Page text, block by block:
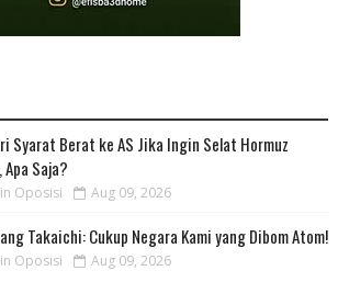
Syarat Berat ke AS Jika Ingin Selat Hormuz
Apa Saja?
Oposisi Aug 09, 2026
Takaichi: Cukup Negara Kami yang Dibom Atom!
Oposisi Aug 09, 2026